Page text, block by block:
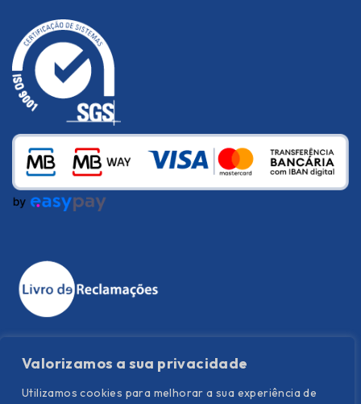
Valorizamos a sua privacidade
Utilizamos cookies para melhorar a sua experiência de